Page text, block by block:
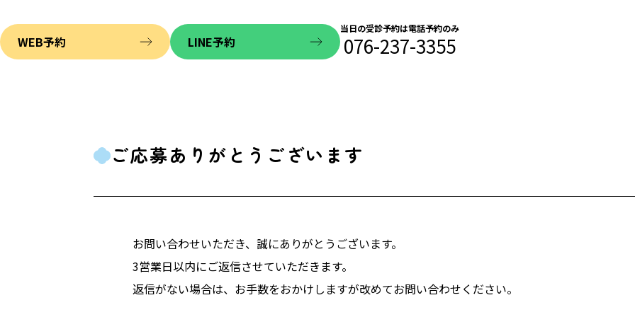
WEB予約 LINE予約
当日の受診予約は電話予約のみ
076-237-3355
ご応募ありがとうございます
お問い合わせいただき、誠にありがとうございます。
3営業日以内にご返信させていただきます。
返信がない場合は、お手数をおかけしますが改めてお問い合わせください。